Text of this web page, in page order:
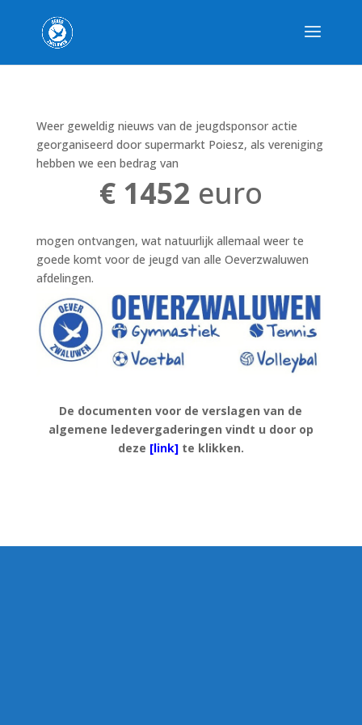
Weer geweldig nieuws van de jeugdsponsor actie
georganiseerd door supermarkt Poiesz, als vereniging
hebben we een bedrag van
€ 1452 euro
mogen ontvangen, wat natuurlijk allemaal weer te
goede komt voor de jeugd van alle Oeverzwaluwen
afdelingen.
De documenten voor de verslagen van de
algemene ledevergaderingen vindt u door op
deze [link] te klikken.